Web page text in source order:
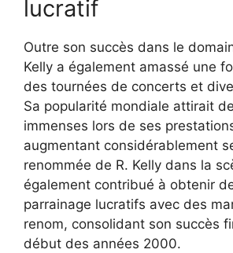
lucratif
Outre son succès dans le
Kelly a également amassé une
des tournées de concerts et
Sa popularité mondiale attirait
immenses lors de ses
augmentant considérablement
renommée de R. Kelly dans la
également contribué à obtenir
parrainage lucratifs avec des
renom, consolidant son succès
début des années 2000.